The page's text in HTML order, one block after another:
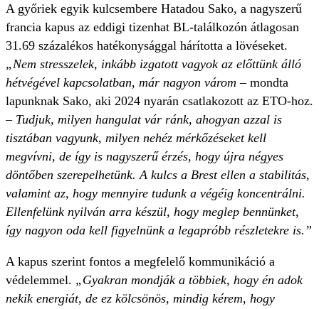
A győriek egyik kulcsembere Hatadou Sako, a nagyszerű
francia kapus az eddigi tizenhat BL-találkozón átlagosan
31.69 százalékos hatékonysággal hárította a lövéseket.
„Nem stresszelek, inkább izgatott vagyok az előttünk álló
hétvégével kapcsolatban, már nagyon várom – mondta
lapunknak Sako, aki 2024 nyarán csatlakozott az ETO-hoz.
– Tudjuk, milyen hangulat vár ránk, ahogyan azzal is
tisztában vagyunk, milyen nehéz mérkőzéseket kell
megvívni, de így is nagyszerű érzés, hogy újra négyes
döntőben szerepelhetünk. A kulcs a Brest ellen a stabilitás,
valamint az, hogy mennyire tudunk a végéig koncentrálni.
Ellenfelünk nyilván arra készül, hogy meglep bennünket,
így nagyon oda kell figyelnünk a legapróbb részletekre is.”
A kapus szerint fontos a megfelelő kommunikáció a
védelemmel. „Gyakran mondják a többiek, hogy én adok
nekik energiát, de ez kölcsönös, mindig kérem, hogy